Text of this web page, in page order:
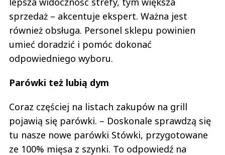
sprzedaż – akcentuje ekspert. Ważna jest
również obsługa. Personel sklepu powinien
umieć doradzić i pomóc dokonać
odpowiedniego wyboru.
Parówki też lubią dym
Coraz częściej na listach zakupów na grill
pojawią się parówki. – Doskonale sprawdzą się
tu nasze nowe parówki Stówki, przygotowane
ze 100% mięsa z szynki. To odpowiedź na